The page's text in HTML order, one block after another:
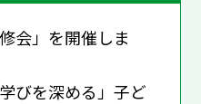
会」を開催しま
びを深める」子ど